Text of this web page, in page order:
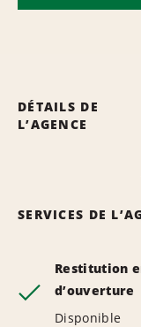
DÉTAILS DE
L’AGENCE
SERVICES DE
Restitution
d’ouverture
Disponible